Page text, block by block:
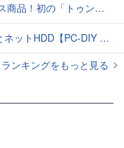
ク」公式LINEスタンプ、販売開始
HDD【PC-DIY 秋の陣】
ンキングをもっと見る